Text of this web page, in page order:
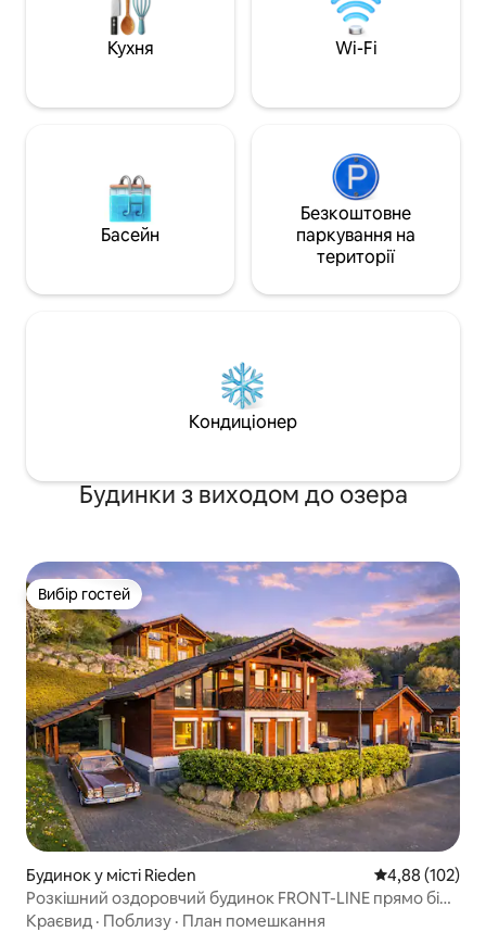
озера Балденей.
транспорт (5
Кухня Wi-Fi
Басейн
Безкоштовне
паркування на
території
Кондиціонер
Будинки з виходом до озера
Вибір гостей
Вибір гостей
Будинок у місті Rieden Середня
4,88 (102)
Розкішний оздоровчий будинок FRONT-LINE прямо біля
озера
Краєвид · Поблизу · План помешкання